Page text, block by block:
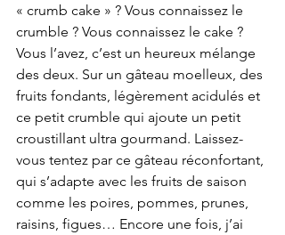
« crumb cake » ? Vous connaissez le
crumble ? Vous connaissez le cake ?
Vous l’avez, c’est un heureux mélange
des deux. Sur un gâteau moelleux, des
fruits fondants, légèrement acidulés et
ce petit crumble qui ajoute un petit
croustillant ultra gourmand. Laissez-
vous tentez par ce gâteau réconfortant,
qui s’adapte avec les fruits de saison
comme les poires, pommes, prunes,
raisins, figues… Encore une fois, j’ai